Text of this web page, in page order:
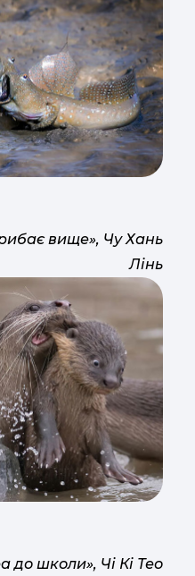
вище», Чу Хань
Лінь
до школи», Чі Кі Тео